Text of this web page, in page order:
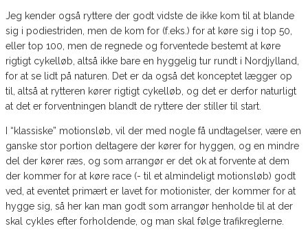
Jeg kender også ryttere der godt vidste de ikke kom til at blande
sig i podiestriden, men de kom for (f.eks.) for at køre sig i top 50,
eller top 100, men de regnede og forventede bestemt at køre
rigtigt cykelløb, altså ikke bare en hyggelig tur rundt i Nordjylland,
for at se lidt på naturen. Det er da også det konceptet lægger op
til, altså at rytteren kører rigtigt cykelløb, og det er derfor naturligt
at det er forventningen blandt de ryttere der stiller til start.
I “klassiske” motionsløb, vil der med nogle få undtagelser, være en
ganske stor portion deltagere der kører for hyggen, og en mindre
del der kører ræs, og som arrangør er det ok at forvente at dem
der kommer for at køre race (- til et almindeligt motionsløb) godt
ved, at eventet primært er lavet for motionister, der kommer for at
hygge sig, så her kan man godt som arrangør henholde til at der
skal cykles efter forholdende, og man skal følge trafikreglerne.